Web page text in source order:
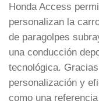
Honda Access
personalizan la
de paragolpes
una conducción
tecnológica.
personalización y
como una